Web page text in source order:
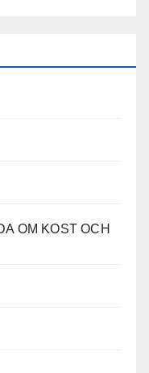
OM KOST OCH